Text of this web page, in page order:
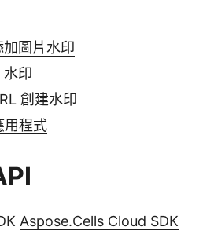
圖片水印
印
創建水印
用程式
Aspose.Cells Cloud SDK